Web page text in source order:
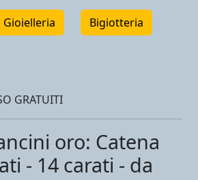
Gioielleria
Bigiotteria
GRATUITI
oro: Catena
- 14 carati - da